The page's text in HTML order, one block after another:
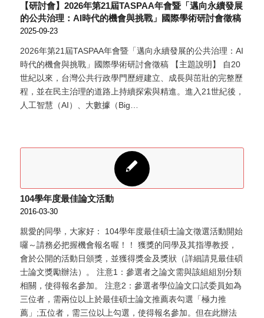
【研討會】2026年第21屆TASPAA年會暨「邁向永續發展
的公共治理：AI時代的機會與挑戰」國際學術研討會徵稿
2025-09-23
2026年第21屆TASPAA年會暨「邁向永續發展的公共治理：AI
時代的機會與挑戰」國際學術研討會徵稿 【主題說明】 自20
世紀以來，台灣公共行政學門歷經建立、成長與茁壯的完整歷
程，並在民主治理的道路上持續探索與精進。進入21世紀後，
人工智慧（AI）、大數據（Big…
104學年度最佳論文活動
2016-03-30
親愛的同學，大家好： 104學年度最佳碩士論文徵選活動開始
囉～請務必把握機會報名喔！！ 獲獎的同學及其指導教授，
會於公開的活動日頒獎，並獲得獎金及獎狀（詳細請見最佳碩
士論文獎勵辦法）。 注意1：參選者之論文需與該組組別分類
相關，使得報名參加。 注意2：參選者學位論文口試委員如為
三位者，需兩位以上於最佳碩士論文推薦表勾選「極力推
薦」;五位者，需三位以上勾選，使得報名參加。但在此辦法